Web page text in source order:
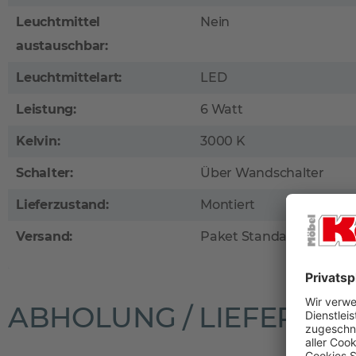
Leuchtmittel
austauschbar:
Nein
Leuchtmittelart: LED
Leistung: 6 Watt
Kelvin: 3000 K
Schalter: Über Wandschalter
Lieferzustand: Montiert
Versand: Paket Standard
ABHOLUNG /